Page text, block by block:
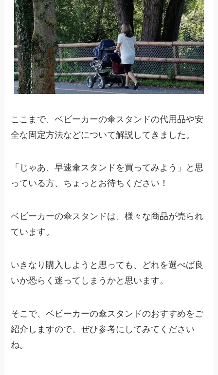
ここまで、ベビーカーの傘スタンドの代用品や安
全な固定方法などについて解説してきました。
「じゃあ、早速傘スタンドを買ってみよう」と思
っている方、ちょっとお待ちください！
ベビーカーの傘スタンドは、様々な商品が売られ
ています。
いきなり購入しようと思っても、どれを選べば良
いか恐らく迷ってしまうかと思います。
そこで、ベビーカーの傘スタンドのおすすめをご
紹介しますので、ぜひ参考にしてみてください
ね。